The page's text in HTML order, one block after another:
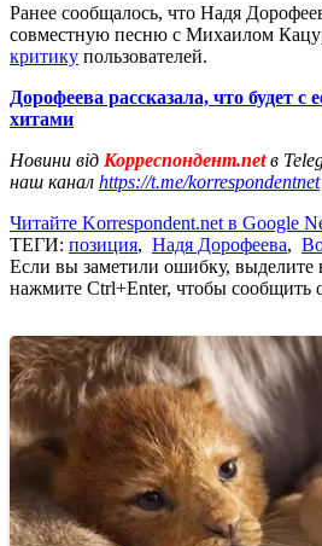
Ранее сообщалось, что Надя
совместную песню с Михаилом
критику пользователей.
Дорофеева рассказала, что будет
хитами
Новини від Корреспондент.netв
наш канал https://t.me/korrespondentnet
Читайте Korrespondent.net в Google
ТЕГИ: позиция, Надя Дорофеева,
Если вы заметили ошибку, выделите
нажмите Ctrl+Enter, чтобы сообщить